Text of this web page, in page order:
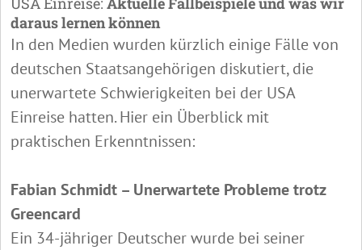
daraus lernen können
In den Medien wurden kürzlich einige Fälle von
deutschen Staatsangehörigen diskutiert, die
unerwartete Schwierigkeiten bei der USA
Einreise hatten. Hier ein Überblick mit
praktischen Erkenntnissen:
Fabian Schmidt – Unerwartete Probleme trotz
Greencard
Ein 34-jähriger Deutscher wurde bei seiner